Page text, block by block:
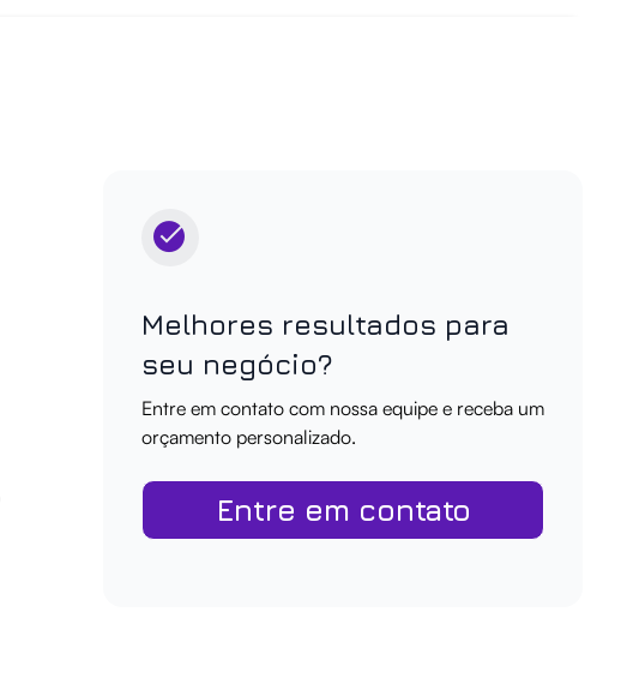
Melhores resultados para
seu negócio?
Entre em contato com nossa equipe e receba um
orçamento personalizado.
Entre em contato